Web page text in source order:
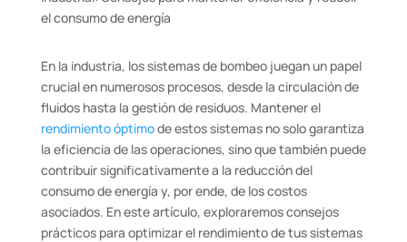
En la industria, los sistemas de bombeo juegan un papel
crucial en numerosos procesos, desde la circulación de
fluidos hasta la gestión de residuos. Mantener el
rendimiento óptimode estos sistemas no solo garantiza
la eficiencia de las operaciones, sino que también puede
contribuir significativamente a la reducción del
consumo de energía y, por ende, de los costos
asociados. En este artículo, exploraremos consejos
prácticos para optimizar el rendimiento de tus sistemas